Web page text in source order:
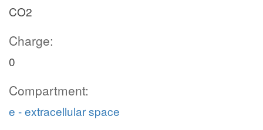
CO2
Charge:
0
Compartment:
e - extracellular space